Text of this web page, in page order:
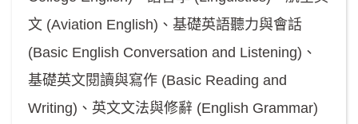
文 (Aviation English)、基礎英語聽力與會話
(Basic English Conversation and Listening)、
基礎英文閱讀與寫作 (Basic Reading and
Writing)、英文文法與修辭 (English Grammar)